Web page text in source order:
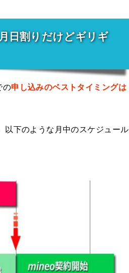
日割りだけどギリギ
の申し込みのベストタイミングは
以下のような月中のスケジュール